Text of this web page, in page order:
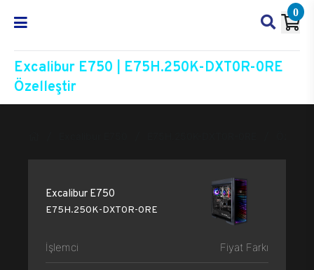
0
Excalibur E750 | E75H.250K-DXT0R-0RE
Özelleştir
Excalibur E750
E75H.250K-DXT0R-0RE
İşlemci Fiyat Farkı